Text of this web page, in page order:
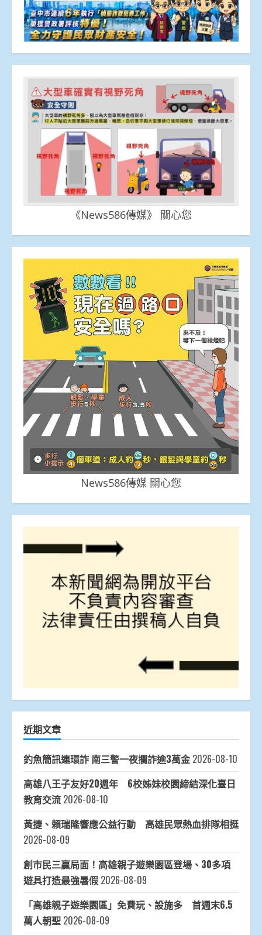
《News586傳媒》 關心您
News586傳媒 關心您
近期文章
釣魚簡訊連環詐 南三警一夜攔詐逾3萬金 2026-08-10
高雄八王子友好20週年 6校姊妹校園締結深化臺日
教育交流 2026-08-10
黃捷、賴瑞隆響應公益行動 高雄民眾熱血排隊相挺
2026-08-09
創市民三贏局面！高雄親子遊樂園區登場、30多項
遊具打造最強暑假 2026-08-09
「高雄親子遊樂園區」免費玩、設施多 首週末6.5
萬人朝聖 2026-08-09